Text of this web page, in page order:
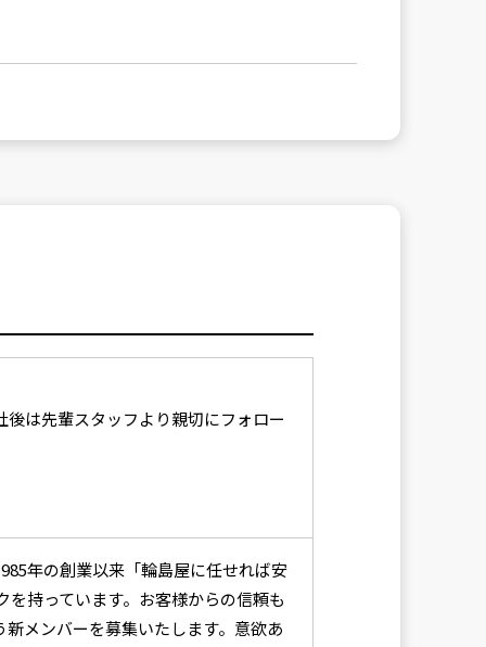
は先輩スタッフより親切にフォロー
年の創業以来「輪島屋に任せれば安
持っています。お客様からの信頼も
メンバーを募集いたします。意欲あ